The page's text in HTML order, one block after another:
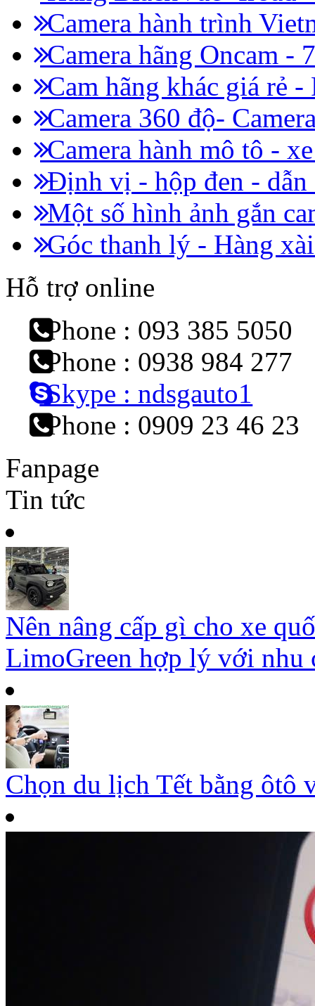
Camera hành trình
Camera hãng Oncam -
Cam hãng khác giá rẻ -
Camera 360 độ-
Camera hành mô tô -
Định vị - hộp đen - dẫn
Một số hình ảnh gắn
Góc thanh lý - Hàng
Hỗ trợ online
Phone : 093 385 5050
Phone : 0938 984 277
Skype : ndsgauto1
Phone : 0909 23 46 23
Fanpage
Tin tức
Nên nâng cấp gì cho xe
LimoGreen hợp lý với nhu
Chọn du lịch Tết bằng ôtô